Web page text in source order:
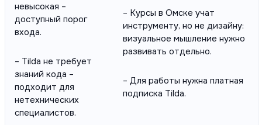
невысокая –
доступный порог
входа.
– Tilda не требует
знаний кода –
подходит для
нетехнических
специалистов.
– Курсы в Омске учат
инструменту, но не дизайну:
визуальное мышление нужно
развивать отдельно.
– Для работы нужна платная
подписка Tilda.